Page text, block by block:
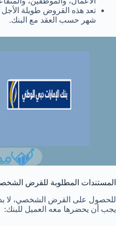
تعد هذه القروض طويلة
شهر حسب العقد مع البنك.
المستندات المطلوبة للقرض
للحصول على القرض الشخصي، لا
يجب أن يحضرها معه العميل للبنك: